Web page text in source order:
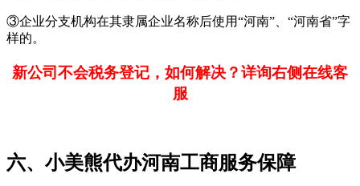
③企业分支机构在其隶属企业名称后使用“河南”、“河南省”字
样的。
新公司不会税务登记，如何解决？详询右侧在线客
服
六、小美熊代办河南工商服务保障